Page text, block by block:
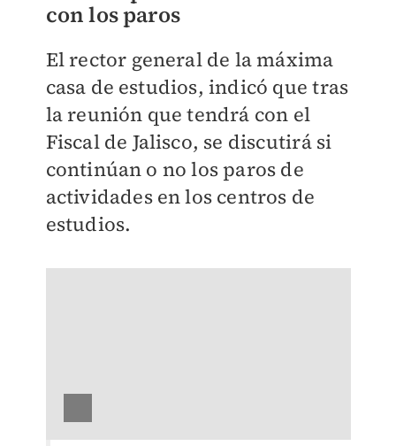
con los paros
El rector general de la máxima
casa de estudios, indicó que tras
la reunión que tendrá con el
Fiscal de Jalisco, se discutirá si
continúan o no los paros de
actividades en los centros de
estudios.